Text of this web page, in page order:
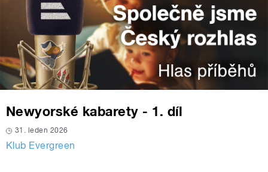
Newyorské kabarety - 1. díl
31. leden 2026
Klub Evergreen